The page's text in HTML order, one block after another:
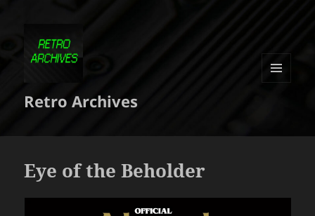
Retro Archives
Eye of the Beholder